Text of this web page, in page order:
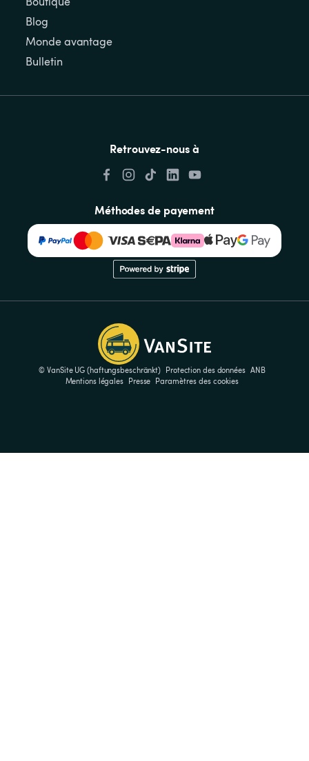
Blog
Monde avantage
Bulletin
Retrouvez-nous à
Méthodes de payement
© VanSite UG (haftungsbeschränkt) Protection des données ANB
Mentions légales
Presse Paramètres des cookies